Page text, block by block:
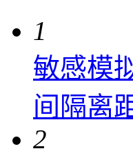
1
敏感模
间隔离
2